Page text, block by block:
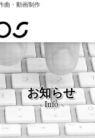
曲・動画制作
お知らせ
- Info -